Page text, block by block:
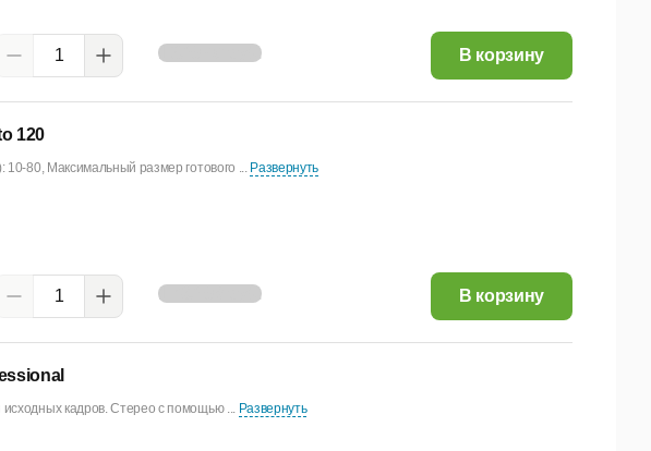
1 329,40 руб. В корзину
120
80, Максимальный размер готового ... Развернуть
1 762,98 руб. В корзину
кадров. Стерео с помощью ... Развернуть